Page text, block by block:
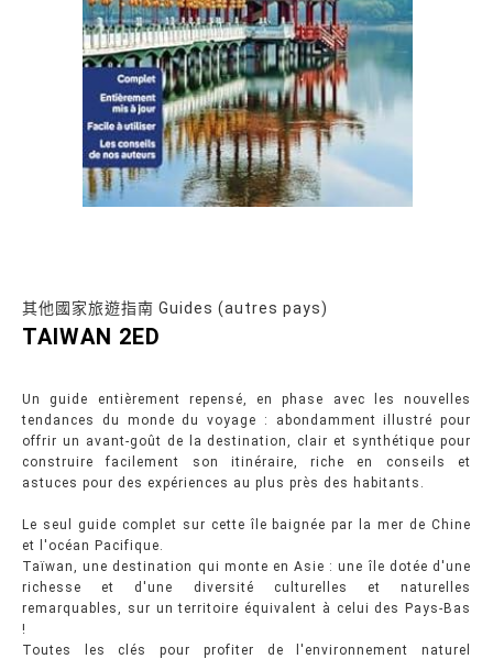
其他國家旅遊指南 Guides (autres pays)
TAIWAN 2ED
Un guide entièrement repensé, en phase avec les nouvelles
tendances du monde du voyage : abondamment illustré pour
offrir un avant-goût de la destination, clair et synthétique pour
construire facilement son itinéraire, riche en conseils et
astuces pour des expériences au plus près des habitants.
Le seul guide complet sur cette île baignée par la mer de Chine
et l'océan Pacifique.
Taïwan, une destination qui monte en Asie : une île dotée d'une
richesse et d'une diversité culturelles et naturelles
remarquables, sur un territoire équivalent à celui des Pays-Bas
!
Toutes les clés pour profiter de l'environnement naturel